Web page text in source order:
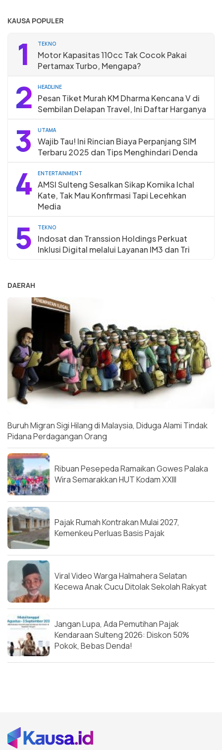
KAUSA POPULER
1 TEKNO
Motor Kapasitas 110cc Tak Cocok Pakai
Pertamax Turbo, Mengapa?
2 HEADLINE
Pesan Tiket Murah KM Dharma Kencana V di
Sembilan Delapan Travel, Ini Daftar Harganya
3 UTAMA
Wajib Tau! Ini Rincian Biaya Perpanjang SIM
Terbaru 2025 dan Tips Menghindari Denda
4 ENTERTAINMENT
AMSI Sulteng Sesalkan Sikap Komika Ichal
Kate, Tak Mau Konfirmasi Tapi Lecehkan
Media
5 TEKNO
Indosat dan Transsion Holdings Perkuat
Inklusi Digital melalui Layanan IM3 dan Tri
DAERAH
Buruh Migran Sigi Hilang di Malaysia, Diduga Alami Tindak
Pidana Perdagangan Orang
Ribuan Pesepeda Ramaikan Gowes Palaka
Wira Semarakkan HUT Kodam XXIII
Pajak Rumah Kontrakan Mulai 2027,
Kemenkeu Perluas Basis Pajak
Viral Video Warga Halmahera Selatan
Kecewa Anak Cucu Ditolak Sekolah Rakyat
Jangan Lupa, Ada Pemutihan Pajak
Kendaraan Sulteng 2026: Diskon 50%
Pokok, Bebas Denda!